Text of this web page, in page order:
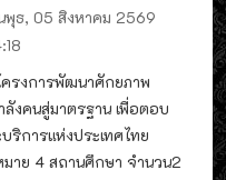
พุธ, 05 สิงหาคม 2569
ครงการพัฒนาศักยภาพ
ลังคนสู่มาตรฐาน เพื่อตอบ
การแห่งประเทศไทย
าย 4 สถานศึกษา จำนวน2